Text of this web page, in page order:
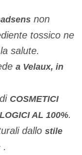
non
tossico ne
salute.
a Velaux, in
COSMETICI
AL 100%.
dallo stile
.